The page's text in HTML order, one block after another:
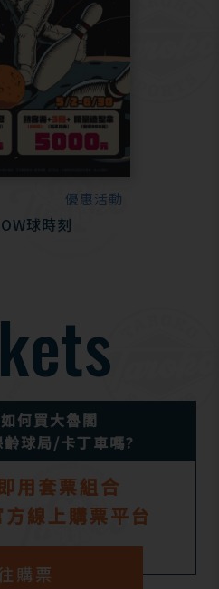
優惠活動
球時刻
何買大魯閣
球局/卡丁車嗎?
用套票組合
線上購票平台
購票